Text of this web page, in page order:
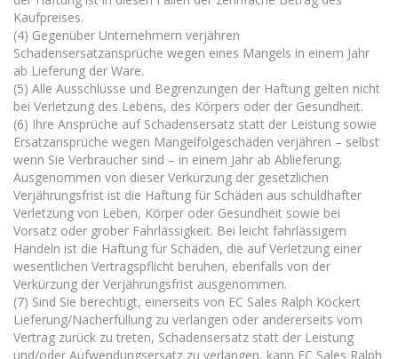
Kaufpreises.
(4) Gegenüber Unternehmern verjähren
Schadensersatzansprüche wegen eines Mangels in einem Jahr
ab Lieferung der Ware.
(5) Alle Ausschlüsse und Begrenzungen der Haftung gelten nicht
bei Verletzung des Lebens, des Körpers oder der Gesundheit.
(6) Ihre Ansprüche auf Schadensersatz statt der Leistung sowie
Ersatzansprüche wegen Mangelfolgeschäden verjähren – selbst
wenn Sie Verbraucher sind – in einem Jahr ab Ablieferung.
Ausgenommen von dieser Verkürzung der gesetzlichen
Verjährungsfrist ist die Haftung für Schäden aus schuldhafter
Verletzung von Leben, Körper oder Gesundheit sowie bei
Vorsatz oder grober Fahrlässigkeit. Bei leicht fahrlässigem
Handeln ist die Haftung für Schäden, die auf Verletzung einer
wesentlichen Vertragspflicht beruhen, ebenfalls von der
Verkürzung der Verjährungsfrist ausgenommen.
(7) Sind Sie berechtigt, einerseits von EC Sales Ralph Köckert
Lieferung/Nacherfüllung zu verlangen oder andererseits vom
Vertrag zurück zu treten, Schadensersatz statt der Leistung
und/oder Aufwendungsersatz zu verlangen, kann EC Sales Ralph